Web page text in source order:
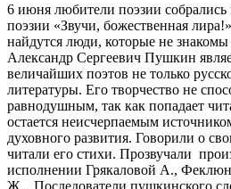
6 июня любители поэзии
поэзии «Звучи, божественная
найдутся люди, которые не
Александр Сергеевич Пушкин
величайших поэтов не только
литературы. Его творчество не
равнодушным, так как попадает
остается неисчерпаемым
духовного развития. Говорили о
читали его стихи. Прозвучали
исполнении Грякаловой А.,
Ж.. Последователи пушкинского